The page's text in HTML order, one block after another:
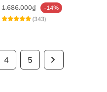
1.686.000₫
-14%
(343)
4 5